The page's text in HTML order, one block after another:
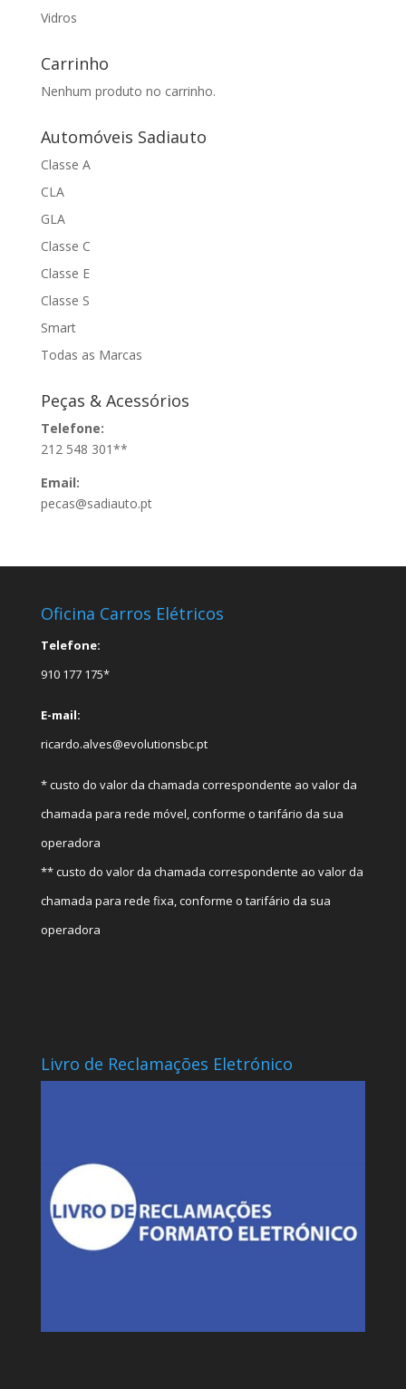
Vidros
Carrinho
Nenhum produto no carrinho.
Automóveis Sadiauto
Classe A
CLA
GLA
Classe C
Classe E
Classe S
Smart
Todas as Marcas
Peças & Acessórios
Telefone:
212 548 301**
Email:
pecas@sadiauto.pt
Oficina Carros Elétricos
Telefone:
910 177 175*
E-mail:
ricardo.alves@evolutionsbc.pt
* custo do valor da chamada correspondente ao valor da
chamada para rede móvel, conforme o tarifário da sua
operadora
** custo do valor da chamada correspondente ao valor da
chamada para rede fixa, conforme o tarifário da sua
operadora
Livro de Reclamações Eletrónico